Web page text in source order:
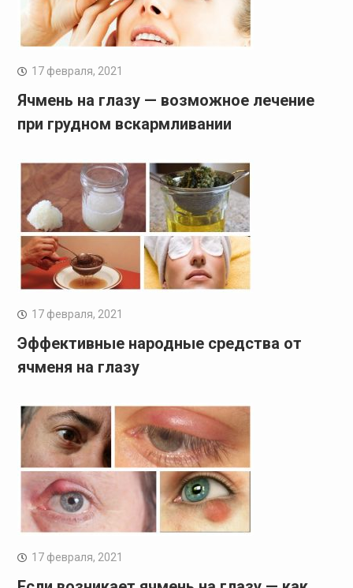
17 февраля, 2021
Ячмень на глазу — возможное лечение
при грудном вскармливании
17 февраля, 2021
Эффективные народные средства от
ячменя на глазу
17 февраля, 2021